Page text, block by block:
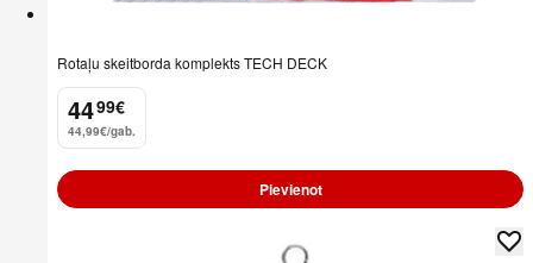
Rotaļu skeitborda komplekts TECH DECK
44
. 99€
44,99€/gab.
Pievienot